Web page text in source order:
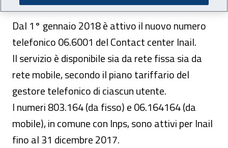
Dal 1° gennaio 2018 è attivo il nuovo numero
telefonico 06.6001 del Contact center Inail.
Il servizio è disponibile sia da rete fissa sia da
rete mobile, secondo il piano tariffario del
gestore telefonico di ciascun utente.
I numeri 803.164 (da fisso) e 06.164164 (da
mobile), in comune con Inps, sono attivi per Inail
fino al 31 dicembre 2017.